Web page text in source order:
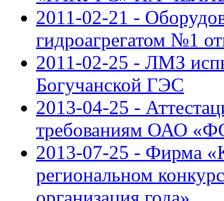
2011-02-21 -
гидроагрегатом №1
2011-02-25 - ЛМЗ
Богучанской ГЭС
2013-04-25 -
требованиям ОАО
2013-07-25 - Фирма
региональном